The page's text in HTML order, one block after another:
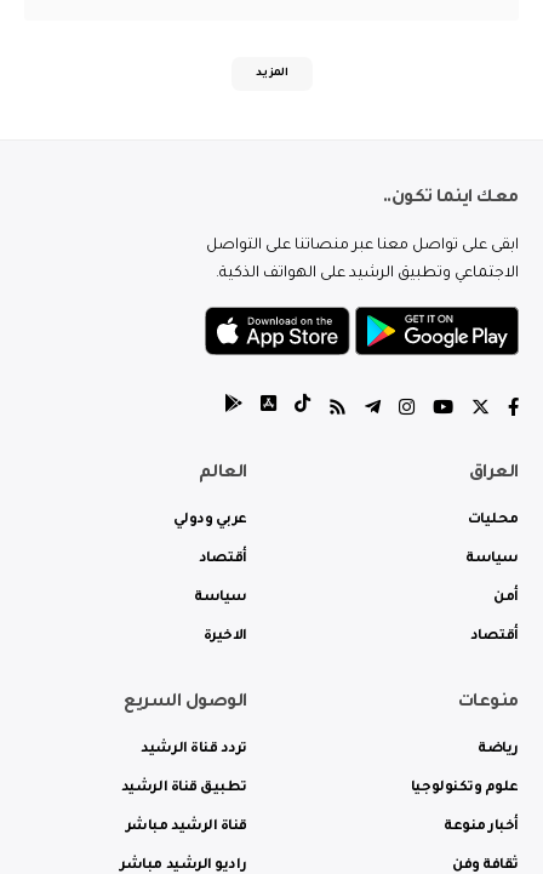
المزيد
معك اينما تكون..
ابقى على تواصل معنا عبر منصاتنا على التواصل
الاجتماعي وتطبيق الرشيد على الهواتف الذكية.
العراق
محليات
سياسة
أمن
أقتصاد
العالم
عربي ودولي
أقتصاد
سياسة
الاخيرة
منوعات
رياضة
علوم وتكنولوجيا
أخبار منوعة
ثقافة وفن
الوصول السريع
تردد قناة الرشيد
تطبيق قناة الرشيد
قناة الرشيد مباشر
راديو الرشيد مباشر